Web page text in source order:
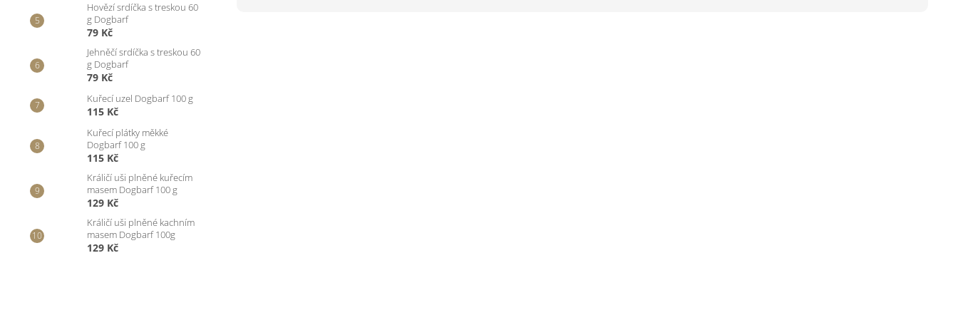
Hovězí srdíčka s treskou 60
g Dogbarf
79 Kč
Jehněčí srdíčka s treskou 60
g Dogbarf
79 Kč
Kuřecí uzel Dogbarf 100 g
115 Kč
Kuřecí plátky měkké
Dogbarf 100 g
115 Kč
Králičí uši plněné kuřecím
masem Dogbarf 100 g
129 Kč
Králičí uši plněné kachním
masem Dogbarf 100g
129 Kč